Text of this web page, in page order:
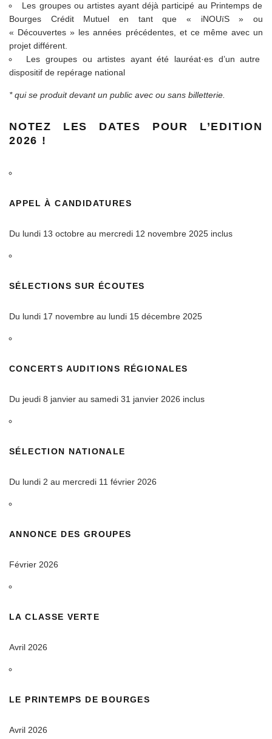
Les groupes ou artistes ayant déjà participé au Printemps de
Bourges Crédit Mutuel en tant que « iNOUïS » ou
« Découvertes » les années précédentes, et ce même avec un
projet différent.
Les groupes ou artistes ayant été lauréat·es d’un autre
dispositif de repérage national
* qui se produit devant un public avec ou sans billetterie.
NOTEZ LES DATES POUR L’EDITION
2026 !
APPEL À CANDIDATURES
Du lundi 13 octobre au mercredi 12 novembre 2025 inclus
SÉLECTIONS SUR ÉCOUTES
Du lundi 17 novembre au lundi 15 décembre 2025
CONCERTS AUDITIONS RÉGIONALES
Du jeudi 8 janvier au samedi 31 janvier 2026 inclus
SÉLECTION NATIONALE
Du lundi 2 au mercredi 11 février 2026
ANNONCE DES GROUPES
Février 2026
LA CLASSE VERTE
Avril 2026
LE PRINTEMPS DE BOURGES
Avril 2026